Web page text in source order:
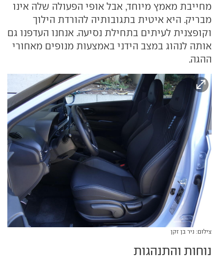
מחייבת מאמץ מיוחד, אבל אופי הפעולה שלה אינו
מבריק. היא איטית בתגובותיה להורדת הילוך
וקופצנית לעיתים בתחילת נסיעה. אנחנו העדפנו גם
אותה לנהוג במצב הידני באמצעות מנופים מאחורי
ההגה.
צילום: ניר בן זקן
נוחות והתנהגות